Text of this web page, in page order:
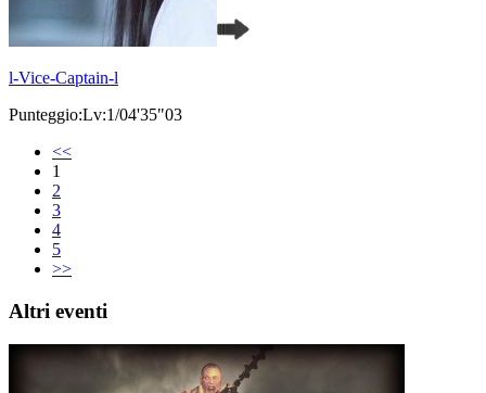
l-Vice-Captain-l
Punteggio:Lv:1/04'35"03
<<
1
2
3
4
5
>>
Altri eventi